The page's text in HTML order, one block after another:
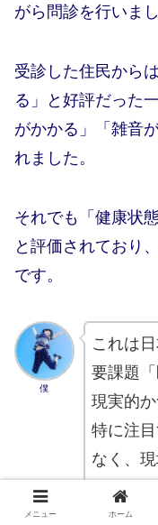
がら問診を行いまし
受診した住民から
る」と好評だった
がかかる」「雑音
れました。
それでも「健康状
と評価されており
です。
僕
これは
要課題
現実的
特に注
なく、
る」点で
看護師
メニュー ホーム